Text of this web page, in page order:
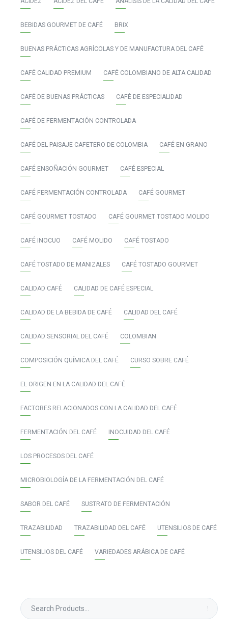
BEBIDAS GOURMET DE CAFÉ BRIX
BUENAS PRÁCTICAS AGRÍCOLAS Y DE MANUFACTURA DEL CAFÉ
CAFÉ CALIDAD PREMIUM CAFÉ COLOMBIANO DE ALTA CALIDAD
CAFÉ DE BUENAS PRÁCTICAS CAFÉ DE ESPECIALIDAD
CAFÉ DE FERMENTACIÓN CONTROLADA
CAFÉ DEL PAISAJE CAFETERO DE COLOMBIA CAFÉ EN GRANO
CAFÉ ENSOÑACIÓN GOURMET CAFÉ ESPECIAL
CAFÉ FERMENTACIÓN CONTROLADA CAFÉ GOURMET
CAFÉ GOURMET TOSTADO CAFÉ GOURMET TOSTADO MOLIDO
CAFÉ INOCUO CAFÉ MOLIDO CAFÉ TOSTADO
CAFÉ TOSTADO DE MANIZALES CAFÉ TOSTADO GOURMET
CALIDAD CAFÉ CALIDAD DE CAFÉ ESPECIAL
CALIDAD DE LA BEBIDA DE CAFÉ CALIDAD DEL CAFÉ
CALIDAD SENSORIAL DEL CAFÉ COLOMBIAN
COMPOSICIÓN QUÍMICA DEL CAFÉ CURSO SOBRE CAFÉ
EL ORIGEN EN LA CALIDAD DEL CAFÉ
FACTORES RELACIONADOS CON LA CALIDAD DEL CAFÉ
FERMENTACIÓN DEL CAFÉ INOCUIDAD DEL CAFÉ
LOS PROCESOS DEL CAFÉ
MICROBIOLOGÍA DE LA FERMENTACIÓN DEL CAFÉ
SABOR DEL CAFÉ SUSTRATO DE FERMENTACIÓN
TRAZABILIDAD TRAZABILIDAD DEL CAFÉ UTENSILIOS DE CAFÉ
UTENSILIOS DEL CAFÉ VARIEDADES ARÁBICA DE CAFÉ